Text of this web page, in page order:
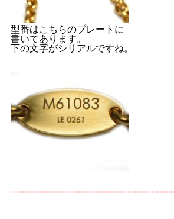
型番はこちらのプレートに
書いてあります。
下の文字がシリアルですね。